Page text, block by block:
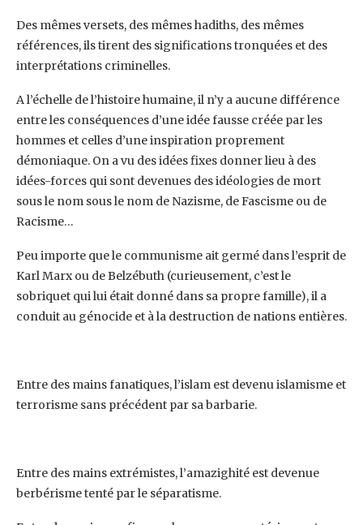
Des mêmes versets, des mêmes hadiths, des mêmes
références, ils tirent des significations ‎tronquées et des
interprétations criminelles.‎
A l’échelle de l’histoire humaine, il n’y a aucune différence
entre les conséquences d’une idée ‎fausse créée par les
hommes et celles d’une inspiration proprement
démoniaque. On a vu des ‎idées fixes donner lieu à des
idées-forces qui sont devenues des idéologies de mort
sous le nom ‎sous le nom de Nazisme, de Fascisme ou de
Racisme…‎
Peu importe que le communisme ait germé dans l’esprit de
Karl Marx ou de Belzébuth ‎‎(curieusement, c’est le
sobriquet qui lui était donné dans sa propre famille), il a
conduit au ‎génocide et à la destruction de nations entières.
Entre des mains fanatiques, l’islam est devenu islamisme et
terrorisme sans précédent par sa ‎barbarie.
Entre des mains extrémistes, l’amazighité est devenue
berbérisme tenté par le séparatisme. ‎